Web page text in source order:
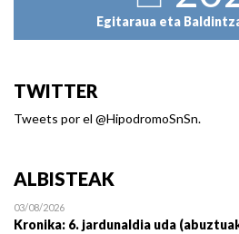
Egitaraua eta
TWITTER
Tweets por el @HipodromoSnSn.
ALBISTEAK
03/08/2026
Kronika: 6. jardunaldia uda